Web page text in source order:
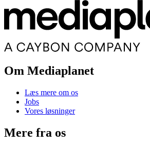
Om Mediaplanet
Læs mere om os
Jobs
Vores løsninger
Mere fra os